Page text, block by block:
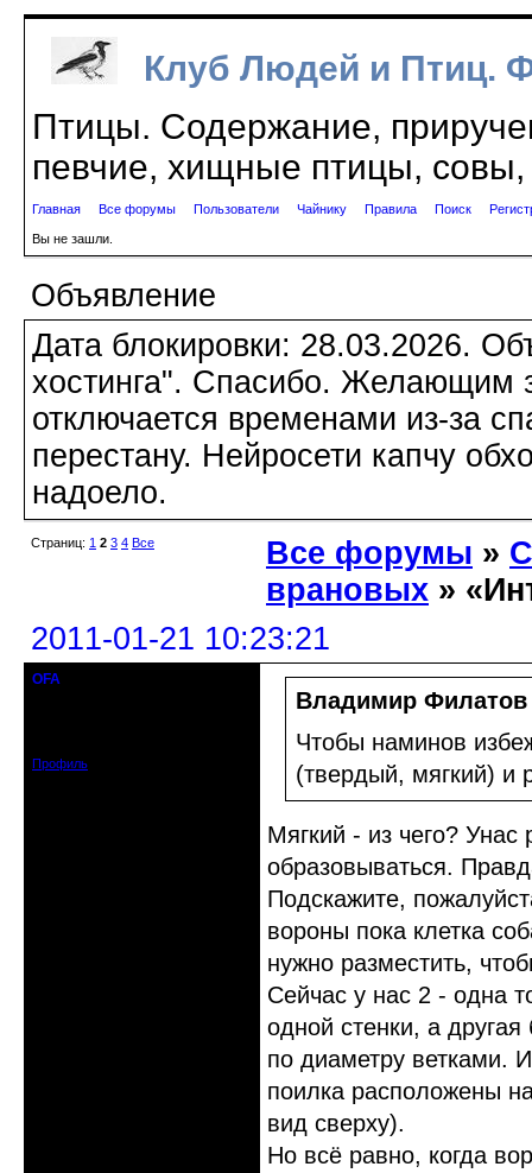
Клуб Людей и Птиц.
Птицы. Содержание,
певчие, хищные птицы, совы,
Главная Все форумы Пользователи Чайнику Правила Поиск
Вы не зашли.
Объявление
Дата блокировки: 28.03.2026.
хостинга". Спасибо. Желающим
отключается временами из-за
перестану. Нейросети капчу
надоело.
Страниц: 1 2 3 4 Все Все форумы »
врановых »
2011-01-21 10:23:21
OFA
Профиль
Владимир
Чтобы наминов
(твердый, мягкий) и
Мягкий - из чего?
образовываться.
Подскажите,
вороны пока клетка
нужно разместить,
Сейчас у нас 2 - одна
одной стенки, а
по диаметру ветками.
поилка расположены
вид сверху).
Но всё равно, когда